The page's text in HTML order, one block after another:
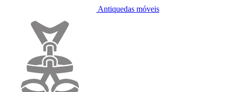
Antiquedas móveis